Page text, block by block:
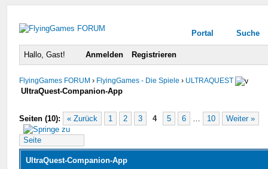
Portal Suche
Hallo, Gast! Anmelden Registrieren
FlyingGames FORUM › FlyingGames - Die Spiele › ULTRAQUEST
UltraQuest-Companion-App
Seiten (10): « Zurück 1 2 3 4 5 6 10 Weiter »
UltraQuest-Companion-App